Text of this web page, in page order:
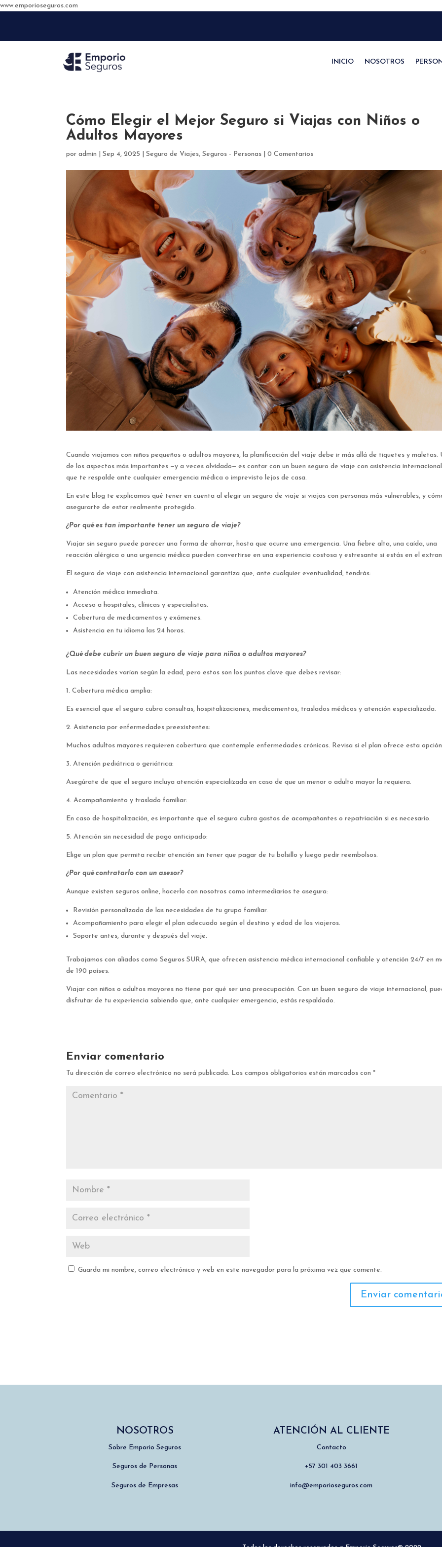
www.emporioseguros.com
INICIO NOSOTROS
Cómo Elegir el Mejor Seguro si Viajas con Niños o
Adultos Mayores
poradmin |Sep 4, 2025 |Seguro de Viajes,Seguros - Personas |0 Comentarios
Cuando viajamos con niños pequeños o adultos mayores, la planificación del viaje debe ir más allá de tiquetes y maletas.
de los aspectos más importantes —y a veces olvidado— es contar con un buen seguro de viaje con asistencia
que te respalde ante cualquier emergencia médica o imprevisto lejos de casa.
En este blog te explicamos qué tener en cuenta al elegir un seguro de viaje si viajas con personas más vulnerables, y
asegurarte de estar realmente protegido.
¿Por qué es tan importante tener un seguro de viaje?
Viajar sin seguro puede parecer una forma de ahorrar, hasta que ocurre una emergencia. Una fiebre alta, una caída, una
reacción alérgica o una urgencia médica pueden convertirse en una experiencia costosa y estresante si estás en el
El seguro de viaje con asistencia internacional garantiza que, ante cualquier eventualidad, tendrás:
Atención médica inmediata.
Acceso a hospitales, clínicas y especialistas.
Cobertura de medicamentos y exámenes.
Asistencia en tu idioma las 24 horas.
¿Qué debe cubrir un buen seguro de viaje para niños o adultos mayores?
Las necesidades varían según la edad, pero estos son los puntos clave que debes revisar:
1. Cobertura médica amplia:
Es esencial que el seguro cubra consultas, hospitalizaciones, medicamentos, traslados médicos y atención especializada.
2. Asistencia por enfermedades preexistentes:
Muchos adultos mayores requieren cobertura que contemple enfermedades crónicas. Revisa si el plan ofrece esta
3. Atención pediátrica o geriátrica:
Asegúrate de que el seguro incluya atención especializada en caso de que un menor o adulto mayor la requiera.
4. Acompañamiento y traslado familiar:
En caso de hospitalización, es importante que el seguro cubra gastos de acompañantes o repatriación si es necesario.
5. Atención sin necesidad de pago anticipado:
Elige un plan que permita recibir atención sin tener que pagar de tu bolsillo y luego pedir reembolsos.
¿Por qué contratarlo con un asesor?
Aunque existen seguros online, hacerlo con nosotros como intermediarios te asegura:
Revisión personalizada de las necesidades de tu grupo familiar.
Acompañamiento para elegir el plan adecuado según el destino y edad de los viajeros.
Soporte antes, durante y después del viaje.
Trabajamos con aliados como Seguros SURA, que ofrecen asistencia médica internacional confiable y atención 24/7 en
de 190 países.
Viajar con niños o adultos mayores no tiene por qué ser una preocupación. Con un buen seguro de viaje internacional,
disfrutar de tu experiencia sabiendo que, ante cualquier emergencia, estás respaldado.
Enviar comentario
Tu dirección de correo electrónico no será publicada. Los campos obligatorios están marcados con*
Guarda mi nombre, correo electrónico y web en este navegador para la próxima vez que comente.
NOSOTROS
Sobre Emporio Seguros
Seguros de Personas
Seguros de Empresas
ATENCIÓN AL CLIENTE
Contacto
+57 301 403 3661
info@emporioseguros.com